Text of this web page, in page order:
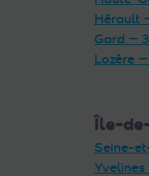
Hérault
Gard —
Lozère —
Île-
Seine-
Yvelines